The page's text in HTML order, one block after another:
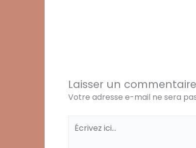
Laisser un commentaire
Votre adresse e-mail ne sera
Écrivez
ici…